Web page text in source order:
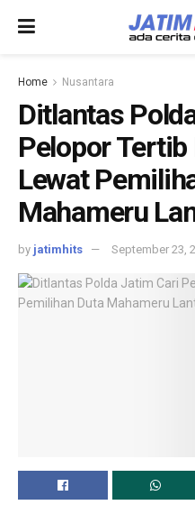
Home Nusantara
Ditlantas
Pelopor
Lewat
Mahameru
by jatimhits September 23,